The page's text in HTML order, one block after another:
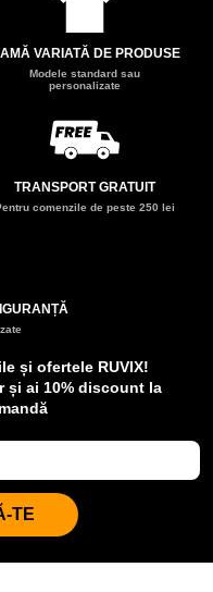
VARIATĂ DE PRODUSE
Modele standard sau
personalizate
TRANSPORT GRATUIT
comenzile de peste 250 lei
și ofertele RUVIX!
și ai 10% discount la
TE